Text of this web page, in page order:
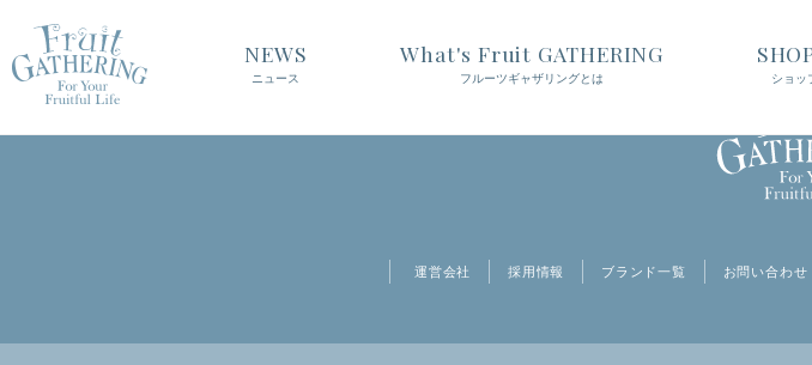
NEWS
ニュース
What's Fruit GATHERING
フルーツギャザリングとは ショッ
前のページ
ページ
運営会社 採用情報 ブランド一覧 お問い合わせ